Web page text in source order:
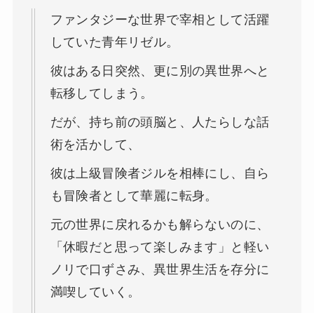
ファンタジーな世界で宰相として活躍
していた青年リゼル。
彼はある日突然、更に別の異世界へと
転移してしまう。
だが、持ち前の頭脳と、人たらしな話
術を活かして、
彼は上級冒険者ジルを相棒にし、自ら
も冒険者として華麗に転身。
元の世界に戻れるかも解らないのに、
「休暇だと思って楽しみます」と軽い
ノリで口ずさみ、異世界生活を存分に
満喫していく。